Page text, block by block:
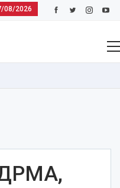
08/2026